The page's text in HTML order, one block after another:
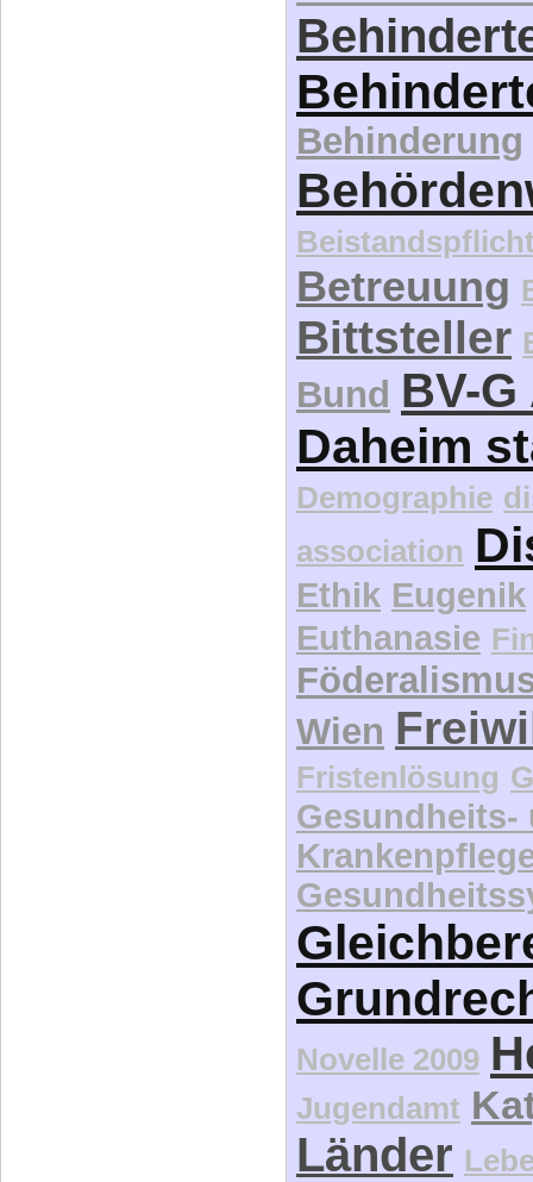
Behinderung
Betreuung
Bittsteller
Bund BV-
Daheim
Demographie
association
Ethik Eugenik
Euthanasie
Wien
Fristenlösung
Gesundheits-
Novelle 2009
Jugendamt
Länder